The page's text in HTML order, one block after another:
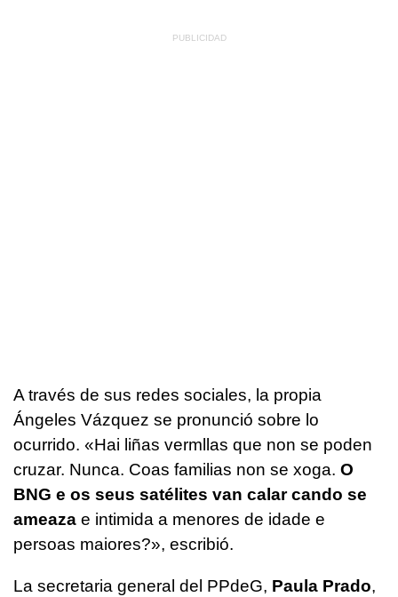
A través de sus redes sociales, la propia
Ángeles Vázquez se pronunció sobre lo
ocurrido. «Hai liñas vermllas que non se poden
cruzar. Nunca. Coas familias non se xoga. O
BNG e os seus satélites van calar cando se
ameaza e intimida a menores de idade e
persoas maiores?», escribió.
La secretaria general del PPdeG, Paula Prado,